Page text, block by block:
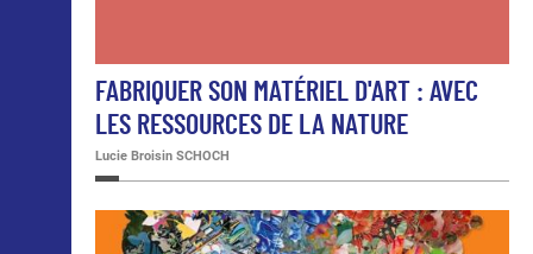
FABRIQUER SON MATÉRIEL D'ART : AVEC
LES RESSOURCES DE LA NATURE
Lucie Broisin SCHOCH